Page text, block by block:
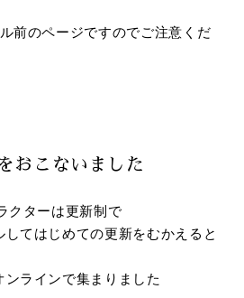
前のページですのでご注意くだ
おこないました
クターは更新制で
してはじめての更新をむかえると
ラインで集まりました